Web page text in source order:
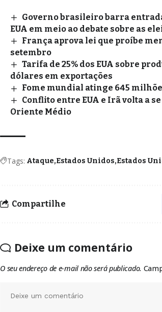
Governo brasileiro barra
EUA em meio ao debate sobre as
França aprova lei que proíbe
setembro
Tarifa de 25% dos EUA sobre
dólares em exportações
Fome mundial atinge 645
Conflito entre EUA e Irã volta a
Oriente Médio
Tags: Ataque Estados Unidos Estados
Compartilhe
Deixe um comentário
O seu endereço de e-mail não será publicado.